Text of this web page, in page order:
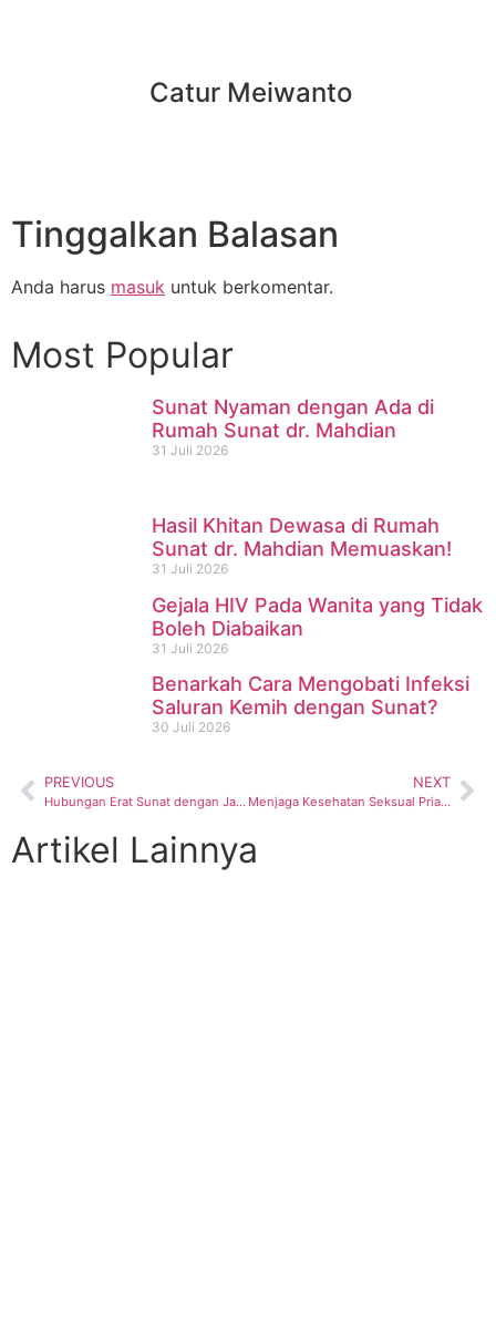
Catur Meiwanto
Tinggalkan Balasan
Anda harus masuk untuk berkomentar.
Most Popular
Sunat Nyaman dengan Ada di
Rumah Sunat dr. Mahdian
31 Juli 2026
Hasil Khitan Dewasa di Rumah
Sunat dr. Mahdian Memuaskan!
31 Juli 2026
Gejala HIV Pada Wanita yang Tidak
Boleh Diabaikan
31 Juli 2026
Benarkah Cara Mengobati Infeksi
Saluran Kemih dengan Sunat?
30 Juli 2026
PREVIOUS
Hubungan Erat Sunat dengan Jantung Sehat
NEXT
Menjaga Kesehatan Seksual Pria dengan Sunat
Artikel Lainnya